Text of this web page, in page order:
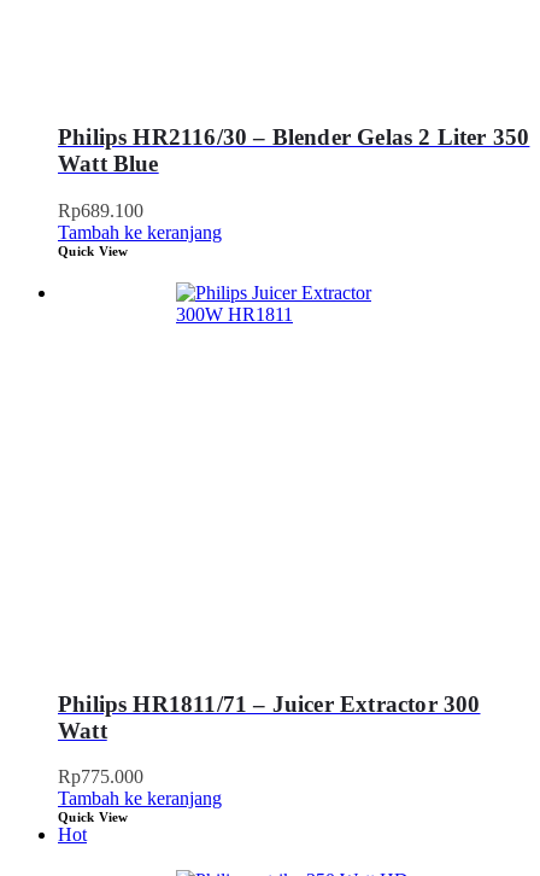
Philips HR2116/30 – Blender Gelas 2 Liter 350
Watt Blue
Rp689.100
Tambah ke keranjang
Quick View
Philips HR1811/71 – Juicer Extractor 300
Watt
Rp775.000
Tambah ke keranjang
Quick View
Hot